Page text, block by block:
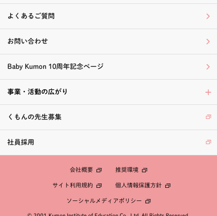
よくあるご質問
お問い合わせ
Baby Kumon 10周年記念ページ
事業・活動の広がり
くもんの先生募集
社員採用
会社概要 推奨環境
サイト利用規約 個人情報保護方針
ソーシャルメディアポリシー